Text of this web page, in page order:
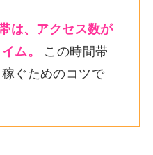
は、アクセス数が
ム。
この時間帯
ぐためのコツで